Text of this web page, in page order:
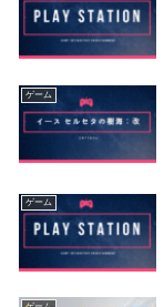
ゲーム
ゲーム